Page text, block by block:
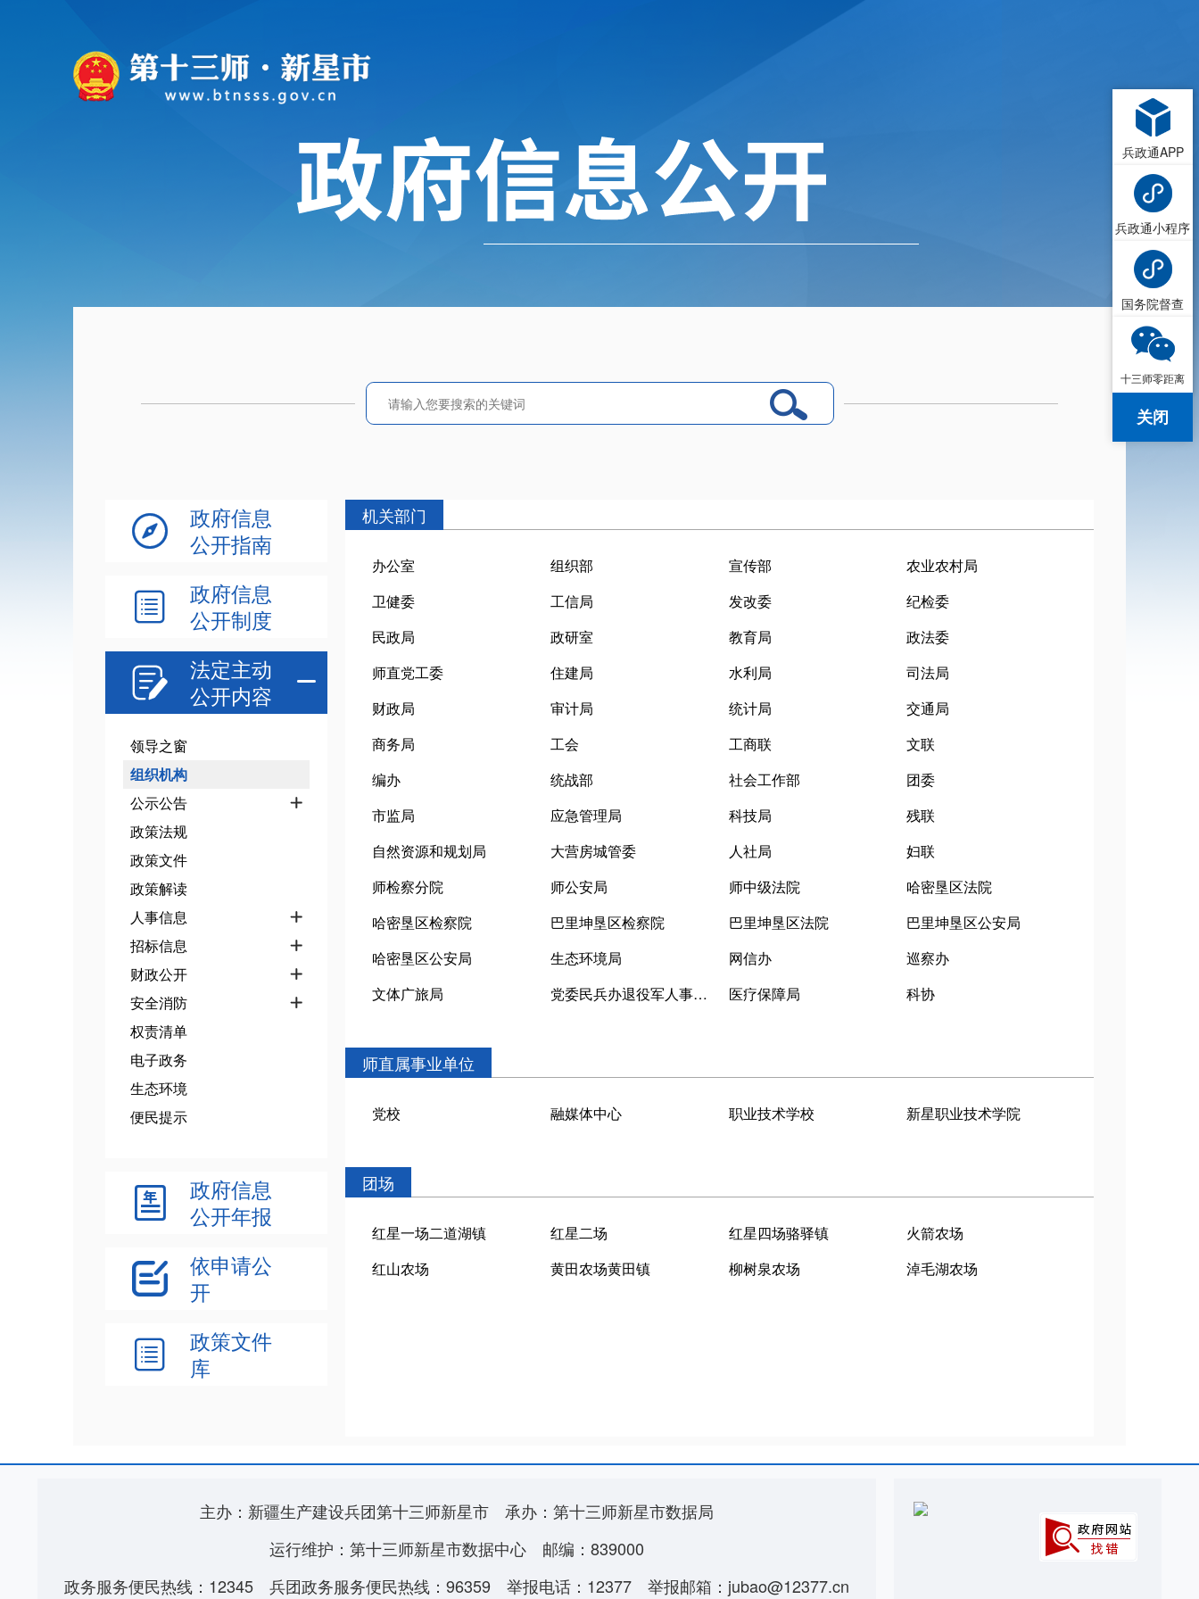

政府信息
公开指南

政府信息
公开制度

法定主动
公开内容

领导之窗
组织机构
公示公告

政策法规
政策文件
政策解读
人事信息

招标信息 
财政公开 
安全消防 
权责清单
电子政务
生态环境
便民提示

政府信息
公开年报

依申请公
开

政策文件
库
机关部门
办公室 组织部 宣传部
农业农村局
卫健委
工信局 发改委
纪检委
民政局
政研室 教育局
政法委
师直党工委
住建局 水利局
司法局
财政局
审计局 统计局
交通局
商务局
工会 工商联
文联
编办
统战部 社会工作部
团委
市监局
应急管理局 科技局
残联
自然资源和规划局
大营房城管委 人社局
妇联
师检察分院
师公安局 师中级法院
哈密垦区法院
哈密垦区检察院
巴里坤垦区检察院 巴里坤垦区法院
巴里坤垦区公安局
哈密垦区公安局
生态环境局 网信办
巡察办
文体广旅局
党委民兵办退役军人事务局 医疗保障局 科协
师直属事业单位
党校 融媒体中心 职业技术学校 新星职业技术学院
团场
红星一场二道湖镇 红星二场 红星四场骆驿镇
火箭农场
红山农场
黄田农场黄田镇 柳树泉农场 淖毛湖农场
主办：新疆生产建设兵团第十三师新星市
承办：第十三师新星市数据局
运行维护：第十三师新星市数据中心
邮编：839000
政务服务便民热线：12345
兵团政务服务便民热线：96359 举报电话：12377 举报邮箱：jubao@12377.cn
兵政通APP
兵政通小程序
国务院督查
十三师零距离
关闭